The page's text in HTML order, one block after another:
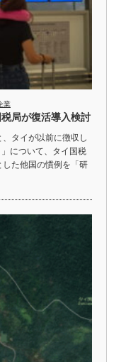
業
局が復活導入検討
、タイが以前に徴収し
について、タイ国税
た他国の慣例を「研